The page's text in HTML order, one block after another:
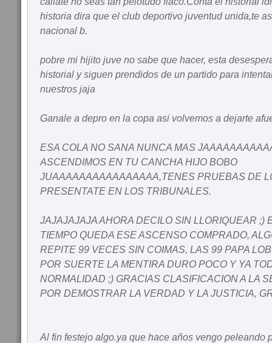
historia dira que el club deportivo juventud unida,te
nacional b.
pobre mi hijito juve no sabe que hacer, esta
historial y siguen prendidos de un partido para
nuestros jaja
Ganale a depro en la copa asi volvemos a dejarte
ESA COLA NO SANA NUNCA MAS
ASCENDIMOS EN TU CANCHA HIJO BOBO
JUAAAAAAAAAAAAAAAA,TENES PRUEBAS DE
PRESENTATE EN LOS TRIBUNALES.
JAJAJAJAJA AHORA DECILO SIN LLORIQUEAR ;)
TIEMPO QUEDA ESE ASCENSO COMPRADO,
REPITE 99 VECES SIN COIMAS, LAS 99 PAPA
POR SUERTE LA MENTIRA DURO POCO Y YA
NORMALIDAD ;) GRACIAS CLASIFICACION A LA
POR DEMOSTRAR LA VERDAD Y LA JUSTICIA,
Al fin festejo algo.ya que hace años vengo peleando